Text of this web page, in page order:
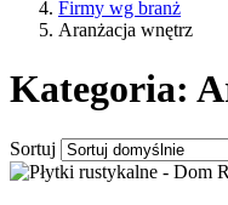
Firmy wg branż
Aranżacja wnętrz
Kategoria:
Sortuj